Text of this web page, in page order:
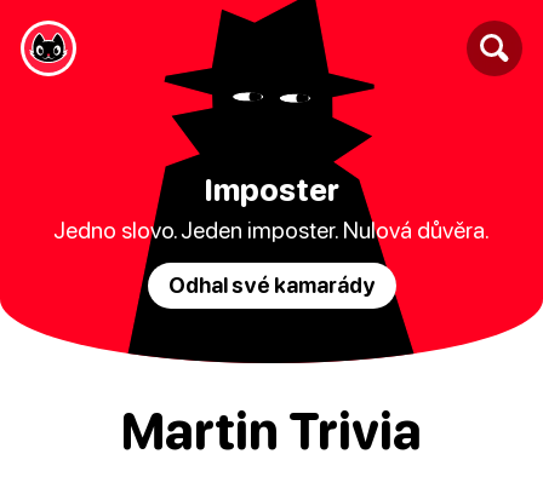
Imposter
Jedno slovo. Jeden imposter. Nulová důvěra.
Odhal své kamarády
Martin Trivia